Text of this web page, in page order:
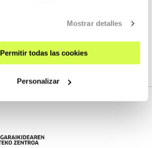
Mostrar detalles
Permitir todas las cookies
Personalizar